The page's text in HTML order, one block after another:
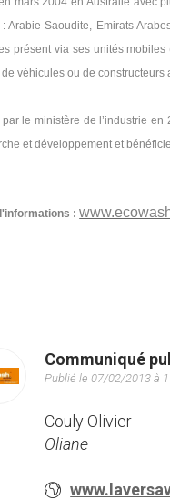
Arabie Saoudite, Emirats
présent via ses unités
de véhicules ou de constructeurs
par le ministère de l’industrie
et développement et
:
Communiqué
Publié le 07/02/2013 à
Couly Olivier
Oliane